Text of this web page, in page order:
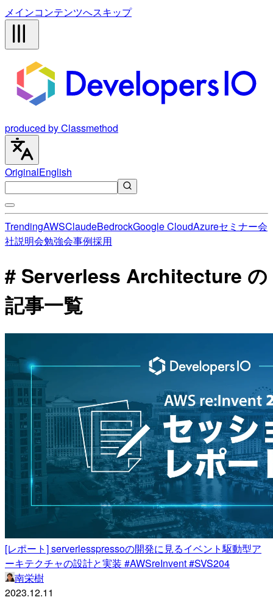
メインコンテンツへスキップ
produced by Classmethod
OriginalEnglish
TrendingAWSClaudeBedrockGoogle CloudAzureセミナー会
社説明会勉強会事例採用
# Serverless Architecture の
記事一覧
[レポート] serverlesspressoの開発に見るイベント駆動型ア
ーキテクチャの設計と実装 #AWSreInvent #SVS204
南栄樹
2023.12.11